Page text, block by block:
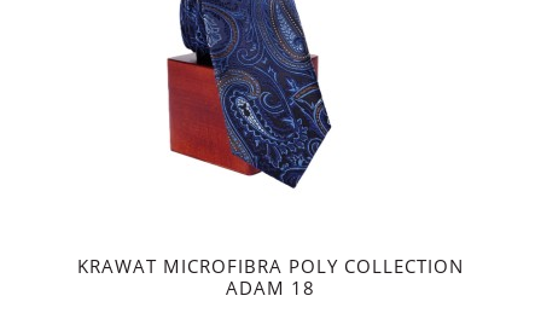
KRAWAT MICROFIBRA POLY COLLECTION
ADAM 18